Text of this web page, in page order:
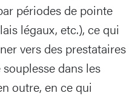
périodes de pointe
légaux, etc.), ce qui
vers des prestataires
dans les
outre, en ce qui